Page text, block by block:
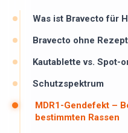
Was ist Bravecto für
Bravecto ohne
Kautablette vs. Spot-
Schutzspektrum
MDR1-Gendefekt –
bestimmten Rassen